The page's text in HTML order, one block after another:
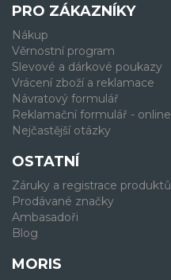
PRO ZÁKAZNÍKY
Nákup
Věrnostní program
Slevové a dárkové poukazy
Vrácení zboží a reklamace
Návratový formulář
Reklamační formulář - online
Nejčastější otázky
OSTATNÍ
Záruky a registrace produktů
Prodávané značky
Ambasadoři
Blog
MORIS